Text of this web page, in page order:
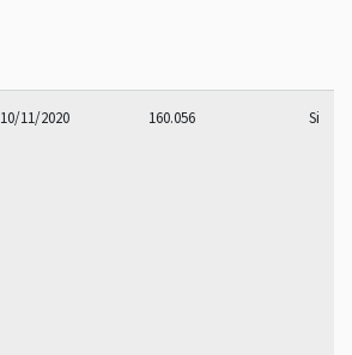
10/11/2020 160.056 Si